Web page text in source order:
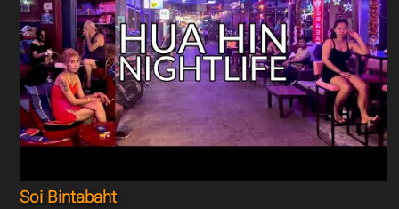
Soi Bintabaht